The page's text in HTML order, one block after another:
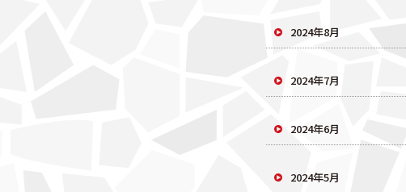
2024年8月
2024年7月
2024年6月
2024年5月